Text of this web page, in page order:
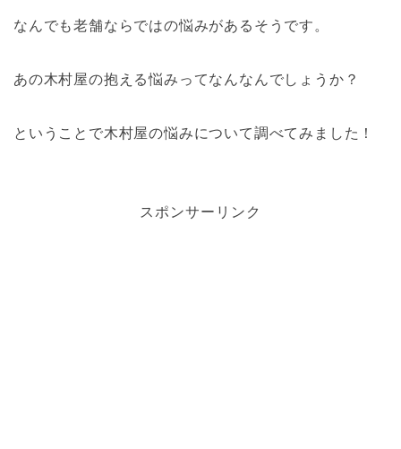
なんでも老舗ならではの悩みがあるそうです。
あの木村屋の抱える悩みってなんなんでしょうか？
ということで木村屋の悩みについて調べてみました！
スポンサーリンク